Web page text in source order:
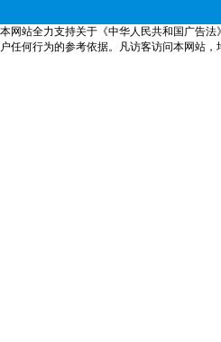
本网站全力支持关于《中华人民共和国广告
户任何行为的参考依据。凡访客访问本网站，